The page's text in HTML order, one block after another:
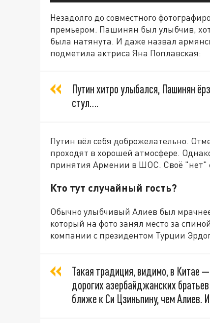
Незадолго до совместного
премьером. Пашинян был улыбчив,
была натянута. И даже назвал
подметила актриса Яна Поплавская:
Путин хитро улыбался, Пашинян
стул….
Путин вёл себя доброжелательно.
проходят в хорошей атмосфере.
принятия Армении в ШОС. Своё "нет"
Кто тут случайный гость?
Обычно улыбчивый Алиев был
который на фото занял место за
компании с президентом Турции
Такая традиция, видимо, в Китае
дорогих азербайджанских
ближе к Си Цзиньпину, чем Алиев.